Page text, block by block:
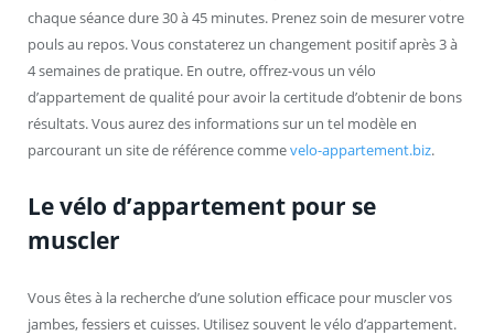
chaque séance dure 30 à 45 minutes. Prenez soin de mesurer votre
pouls au repos. Vous constaterez un changement positif après 3 à
4 semaines de pratique. En outre, offrez-vous un vélo
d’appartement de qualité pour avoir la certitude d’obtenir de bons
résultats. Vous aurez des informations sur un tel modèle en
parcourant un site de référence commevelo-appartement.biz.
Le vélo d’appartement pour se
muscler
Vous êtes à la recherche d’une solution efficace pour muscler vos
jambes, fessiers et cuisses. Utilisez souvent le vélo d’appartement.